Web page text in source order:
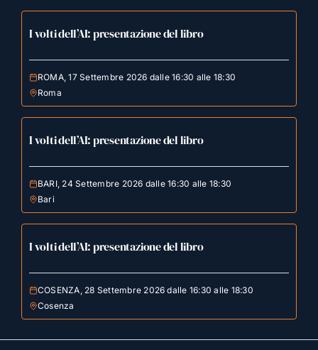
I volti dell’AI: presentazione del libro
ROMA, 17 Settembre 2026 dalle 16:30 alle 18:30
Roma
I volti dell’AI: presentazione del libro
BARI, 24 Settembre 2026 dalle 16:30 alle 18:30
Bari
I volti dell’AI: presentazione del libro
COSENZA, 28 Settembre 2026 dalle 16:30 alle 18:30
Cosenza